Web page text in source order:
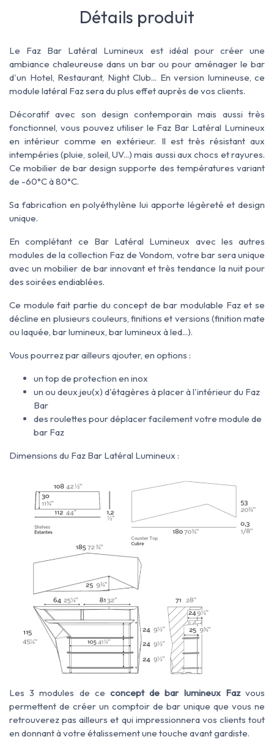
Détails produit
Le Faz Bar Latéral Lumineux est idéal pour créer une
ambiance chaleureuse dans un bar ou pour aménager le bar
d'un Hotel, Restaurant, Night Club... En version lumineuse, ce
module latéral Faz sera du plus effet auprès de vos clients.
Décoratif avec son design contemporain mais aussi très
fonctionnel, vous pouvez utiliser le Faz Bar Latéral Lumineux
en intérieur comme en extérieur. Il est très résistant aux
intempéries (pluie, soleil, UV...) mais aussi aux chocs et rayures.
Ce mobilier de bar design supporte des températures variant
de -60°C à 80°C.
Sa fabrication en polyéthylène lui apporte légèreté et design
unique.
En complétant ce Bar Latéral Lumineux avec les autres
modules de la collection Faz de Vondom, votre bar sera unique
avec un mobilier de bar innovant et très tendance la nuit pour
des soirées endiablées.
Ce module fait partie du concept de bar modulable Faz et se
décline en plusieurs couleurs, finitions et versions (finition mate
ou laquée, bar lumineux, bar lumineux à led...).
Vous pourrez par ailleurs ajouter, en options :
un top de protection en inox
un ou deux jeu(x) d'étagères à placer à l'intérieur du Faz
Bar
des roulettes pour déplacer facilement votre module de
bar Faz
Dimensions du Faz Bar Latéral Lumineux :
Les 3 modules de ce concept de bar lumineux Fazvous
permettent de créer un comptoir de bar unique que vous ne
retrouverez pas ailleurs et qui impressionnera vos clients tout
en donnant à votre étalissement une touche avant gardiste.